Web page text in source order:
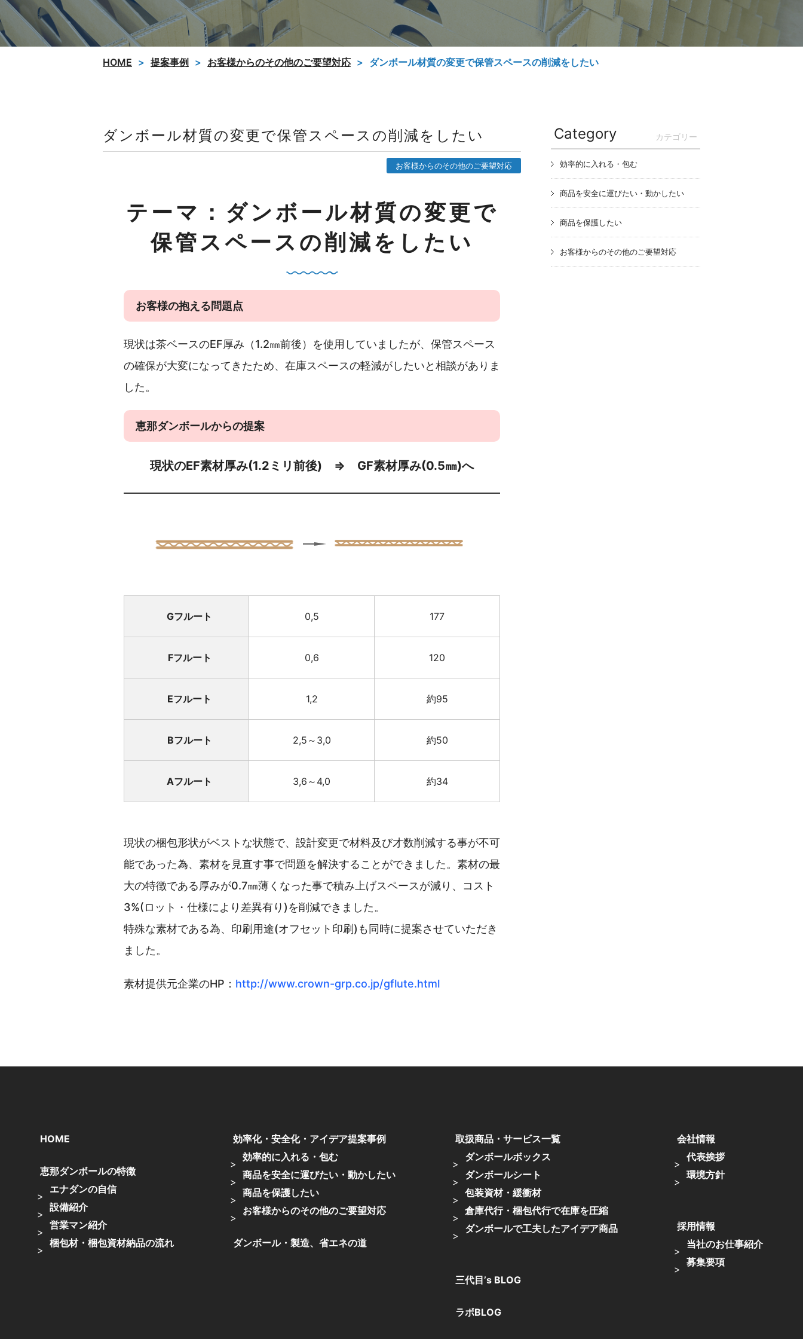
HOME 提案事例 お客様からのその他のご要望対応 ダンボール材質の変更で保管スペースの削減をしたい
ダンボール材質の変更で保管スペースの削減をしたい
お客様からのその他のご要望対応
テーマ：ダンボール材質の変更で
保管スペースの削減をしたい
お客様の抱える問題点
現状は茶ベースのEF厚み（1.2㎜前後）を使用していましたが、保管スペース
の確保が大変になってきたため、在庫スペースの軽減がしたいと相談がありま
した。
恵那ダンボールからの提案
現状のEF素材厚み(1.2ミリ前後) ⇒ GF素材厚み(0.5㎜)へ
Gフルート 0,5 177
Fフルート 0,6 120
Eフルート 1,2 約95
Bフルート 2,5～3,0 約50
Aフルート 3,6～4,0 約34
現状の梱包形状がベストな状態で、設計変更で材料及び才数削減する事が不可
能であった為、素材を見直す事で問題を解決することができました。素材の最
大の特徴である厚みが0.7㎜薄くなった事で積み上げスペースが減り、コスト
3%(ロット・仕様により差異有り)を削減できました。
特殊な素材である為、印刷用途(オフセット印刷)も同時に提案させていただき
ました。
素材提供元企業のHP： http://www.crown-grp.co.jp/gflute.html
Category カテゴリー
効率的に入れる・包む
商品を安全に運びたい・動かしたい
商品を保護したい
お客様からのその他のご要望対応
HOME
恵那ダンボールの特徴
エナダンの自信
設備紹介
営業マン紹介
梱包材・梱包資材納品の流れ
効率化・安全化・アイデア提案事例
効率的に入れる・包む
商品を安全に運びたい・動かしたい
商品を保護したい
お客様からのその他のご要望対応
ダンボール・製造、省エネの道
取扱商品・サービス一覧
ダンボールボックス
ダンボールシート
包装資材・緩衝材
倉庫代行・梱包代行で在庫を圧縮
ダンボールで工夫したアイデア商品
三代目’s BLOG
ラボBLOG
会社情報
代表挨拶
環境方針
採用情報
当社のお仕事紹介
募集要項